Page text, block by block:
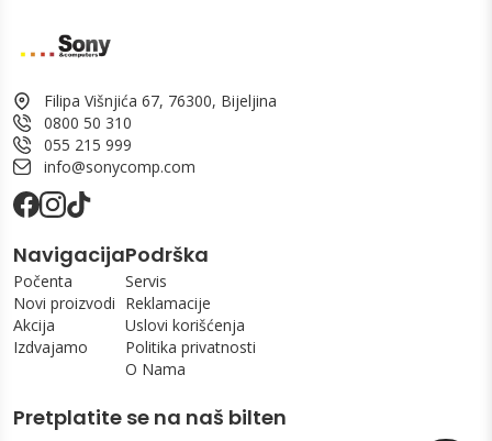
Filipa Višnjića 67, 76300, Bijeljina
0800 50 310
055 215 999
info@sonycomp.com
Navigacija
Počenta
Novi proizvodi
Akcija
Izdvajamo
Podrška
Servis
Reklamacije
Uslovi korišćenja
Politika privatnosti
O Nama
Pretplatite se na naš bilten